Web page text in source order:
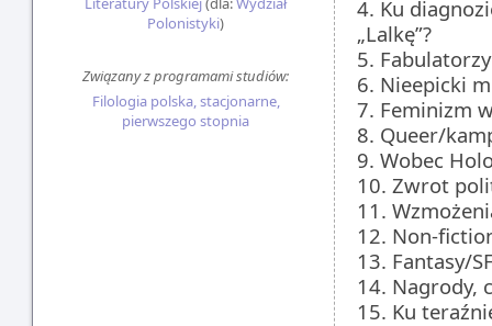
Polonistyki)
Związany z programami studiów:
Filologia polska, stacjonarne,
pierwszego stopnia
4. Ku
„Lalkę”?
5. Fabulatorzy
6. Nieepicki
7. Feminizm
8. Queer/
9. Wobec
10. Zwrot
11.
12. Non-
13. Fantasy/
14. Nagrody,
15. Ku